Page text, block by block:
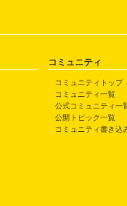
コミュニティ
コミュニティトップ
コミュニティ一覧
公式コミュニティ一
公開トピック一覧
コミュニティ書き込